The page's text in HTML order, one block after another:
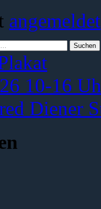
angemeldet